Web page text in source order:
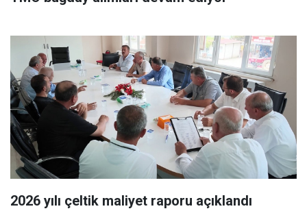
2026 yılı çeltik maliyet raporu açıklandı